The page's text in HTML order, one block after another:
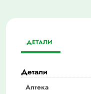
ДЕТАЛИ
Детали
Аптека